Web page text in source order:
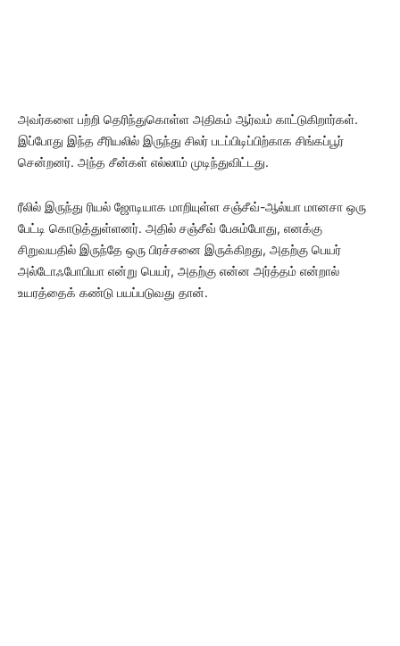
அவர்களை பற்றி தெரிந்துகொள்ள அதிகம் ஆர்வம் காட்டுகிறார்கள்.
இப்போது இந்த சீரியலில் இருந்து சிலர் படப்பிடிப்பிற்காக சிங்கப்பூர்
சென்றனர். அந்த சீன்கள் எல்லாம் முடிந்துவிட்டது.
ரீலில் இருந்து ரியல் ஜோடியாக மாறியுள்ள சஞ்சீவ்-ஆல்யா மானசா ஒரு
பேட்டி கொடுத்துள்ளனர். அதில் சஞ்சீவ் பேசும்போது, எனக்கு
சிறுவயதில் இருந்தே ஒரு பிரச்சனை இருக்கிறது, அதற்கு பெயர்
அல்டோஃபோபியா என்று பெயர், அதற்கு என்ன அர்த்தம் என்றால்
உயரத்தைக் கண்டு பயப்படுவது தான்.